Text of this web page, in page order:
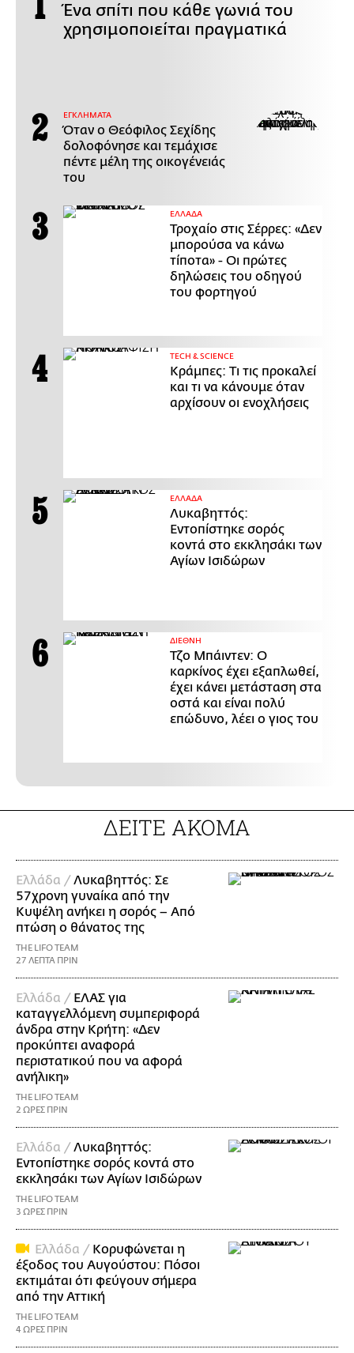
Ένα σπίτι που κάθε γωνιά του
χρησιμοποιείται πραγματικά
ΕΓΚΛΗΜΑΤΑ
Όταν ο Θεόφιλος Σεχίδης
δολοφόνησε και τεμάχισε
πέντε μέλη της οικογένειάς
του
ΕΛΛΑΔΑ
Τροχαίο στις Σέρρες: «Δεν
μπορούσα να κάνω
τίποτα» - Οι πρώτες
δηλώσεις του οδηγού
του φορτηγού
ΤECH & SCIENCE
Κράμπες: Τι τις προκαλεί
και τι να κάνουμε όταν
αρχίσουν οι ενοχλήσεις
ΕΛΛΑΔΑ
Λυκαβηττός:
Εντοπίστηκε σορός
κοντά στο εκκλησάκι των
Αγίων Ισιδώρων
ΔΙΕΘΝΗ
Τζο Μπάιντεν: Ο
καρκίνος έχει εξαπλωθεί,
έχει κάνει μετάσταση στα
οστά και είναι πολύ
επώδυνο, λέει ο γιος του
ΔΕΙΤΕ ΑΚΟΜΑ
Ελλάδα /Λυκαβηττός: Σε
57χρονη γυναίκα από την
Κυψέλη ανήκει η σορός – Από
πτώση ο θάνατος της
THE LIFO TEAM
27 ΛΕΠΤΑ ΠΡΙΝ
Ελλάδα / ΕΛΑΣ για
καταγγελλόμενη συμπεριφορά
άνδρα στην Κρήτη: «Δεν
προκύπτει αναφορά
περιστατικού που να αφορά
ανήλικη»
THE LIFO TEAM
2 ΩΡΕΣ ΠΡΙΝ
Ελλάδα /Λυκαβηττός:
Εντοπίστηκε σορός κοντά στο
εκκλησάκι των Αγίων Ισιδώρων
THE LIFO TEAM
3 ΩΡΕΣ ΠΡΙΝ
Ελλάδα / Κορυφώνεται η
έξοδος του Αυγούστου: Πόσοι
εκτιμάται ότι φεύγουν σήμερα
από την Αττική
THE LIFO TEAM
4 ΩΡΕΣ ΠΡΙΝ